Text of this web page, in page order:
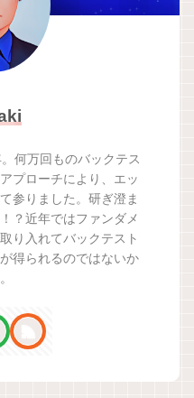
何万回ものバックテス
プローチにより、エッ
参りました。研ぎ澄ま
？近年ではファンダメ
り入れてバックテスト
得られるのではないか